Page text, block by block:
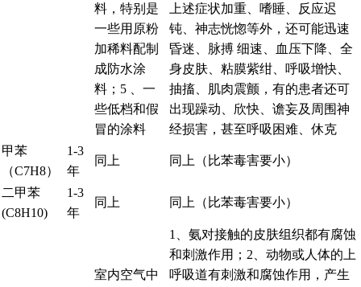
料，特别是
一些用原粉
加稀料配制
成防水涂
料；5 、一
些低档和假
冒的涂料
上述症状加重、嗜睡、反应迟
钝、神志恍惚等外，还可能迅速
昏迷、脉搏 细速、血压下降、全
身皮肤、粘膜紫绀、呼吸增快、
抽搐、肌肉震颤，有的患者还可
出现躁动、欣快、谵妄及周围神
经损害，甚至呼吸困难、休克
甲苯
（C7H8）
1-3
年
同上 同上（比苯毒害要小）
二甲苯
(C8H10)
1-3
年
同上 同上（比苯毒害要小）
室内空气中
1、氨对接触的皮肤组织都有腐蚀
和刺激作用；2、动物或人体的上
呼吸道有刺激和腐蚀作用，产生